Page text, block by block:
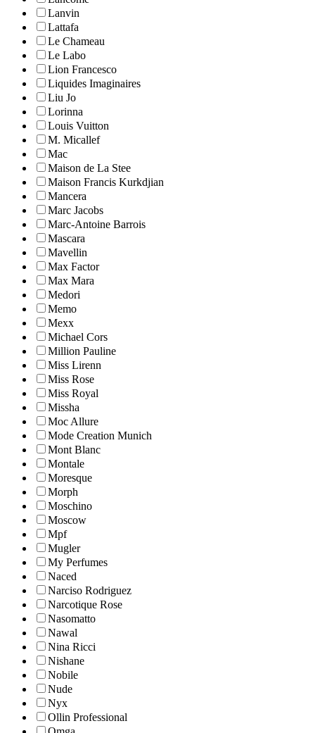
Lanvin
Lattafa
Le Chameau
Le Labo
Lion Francesco
Liquides Imaginaires
Liu Jo
Lorinna
Louis Vuitton
M. Micallef
Mac
Maison de La Stee
Maison Francis Kurkdjian
Mancera
Marc Jacobs
Marc-Antoine Barrois
Mascara
Mavellin
Max Factor
Max Mara
Medori
Memo
Mexx
Michael Cors
Million Pauline
Miss Lirenn
Miss Rose
Miss Royal
Missha
Moc Allure
Mode Creation Munich
Mont Blanc
Montale
Moresque
Morph
Moschino
Moscow
Mpf
Mugler
My Perfumes
Naced
Narciso Rodriguez
Narcotique Rose
Nasomatto
Nawal
Nina Ricci
Nishane
Nobile
Nude
Nyx
Ollin Professional